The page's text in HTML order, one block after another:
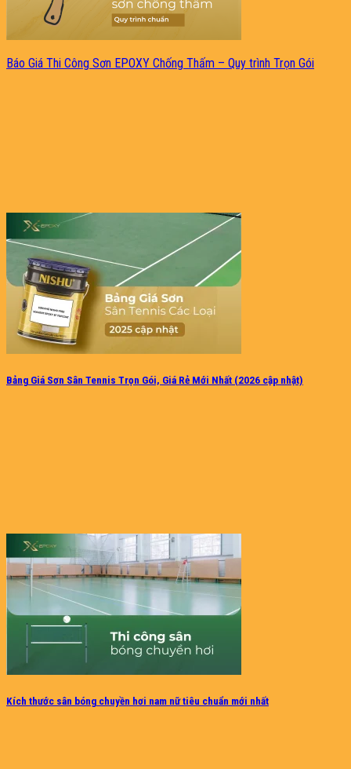
Báo Giá Thi Công Sơn EPOXY Chống Thấm – Quy trình Trọn Gói
Bảng Giá Sơn Sân Tennis Trọn Gói, Giá Rẻ Mới Nhất (2026 cập nhật)
Kích thước sân bóng chuyền hơi nam nữ tiêu chuẩn mới nhất